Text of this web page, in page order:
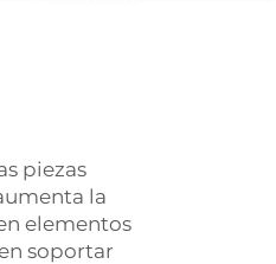
piezas
la
elementos
soportar